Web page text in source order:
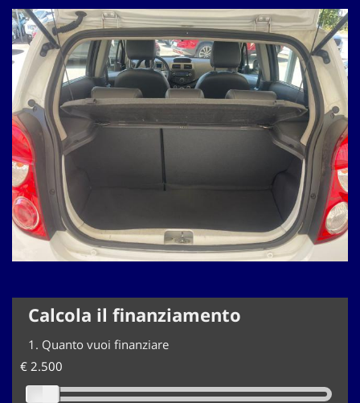
Calcola il finanziamento
1. Quanto vuoi finanziare
€ 2.500